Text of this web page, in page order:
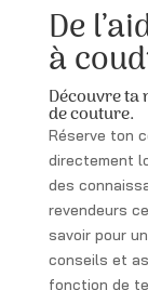
De
à
Découvre ta
de couture.
Réserve ton
directement
des
revendeurs
savoir pour
conseils et
fonction de